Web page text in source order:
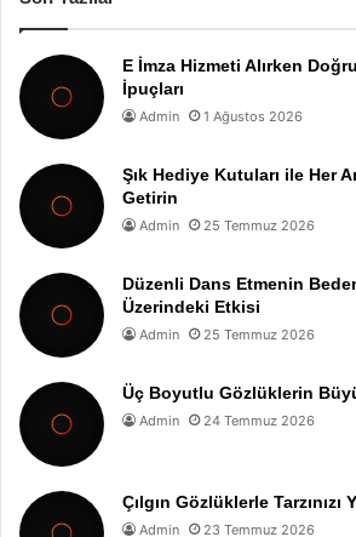
E İmza Hizmeti Alırken
İpuçları
Admin 1 Ağustos 2026
Şık Hediye Kutuları ile Her
Getirin
Admin 25 Temmuz 2026
Düzenli Dans Etmenin
Üzerindeki Etkisi
Admin 25 Temmuz 2026
Üç Boyutlu Gözlüklerin
Admin 24 Temmuz 2026
Çılgın Gözlüklerle Tarzınızı
Admin 23 Temmuz 2026